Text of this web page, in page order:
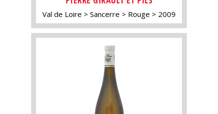
Val de Loire Sancerre Rouge 2009